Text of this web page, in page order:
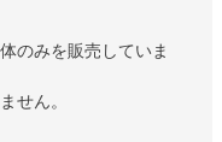
のみを販売していま
せん。